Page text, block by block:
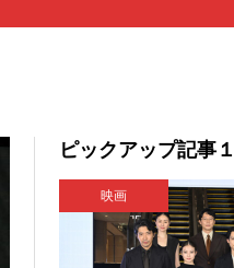
ピックアップ記事１
映画